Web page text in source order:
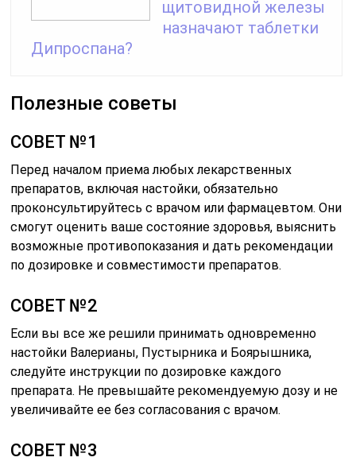
щитовидной железы
назначают таблетки
Дипроспана?
Полезные советы
СОВЕТ №1
Перед началом приема любых лекарственных
препаратов, включая настойки, обязательно
проконсультируйтесь с врачом или фармацевтом. Они
смогут оценить ваше состояние здоровья, выяснить
возможные противопоказания и дать рекомендации
по дозировке и совместимости препаратов.
СОВЕТ №2
Если вы все же решили принимать одновременно
настойки Валерианы, Пустырника и Боярышника,
следуйте инструкции по дозировке каждого
препарата. Не превышайте рекомендуемую дозу и не
увеличивайте ее без согласования с врачом.
СОВЕТ №3